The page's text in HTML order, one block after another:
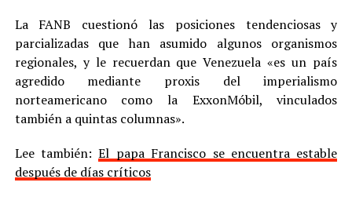
La FANB cuestionó las posiciones tendenciosas y
parcializadas que han asumido algunos organismos
regionales, y le recuerdan que Venezuela «es un país
agredido mediante proxis del imperialismo
norteamericano como la ExxonMóbil, vinculados
también a quintas columnas».
Lee también:El papa Francisco se encuentra estable
después de días críticos